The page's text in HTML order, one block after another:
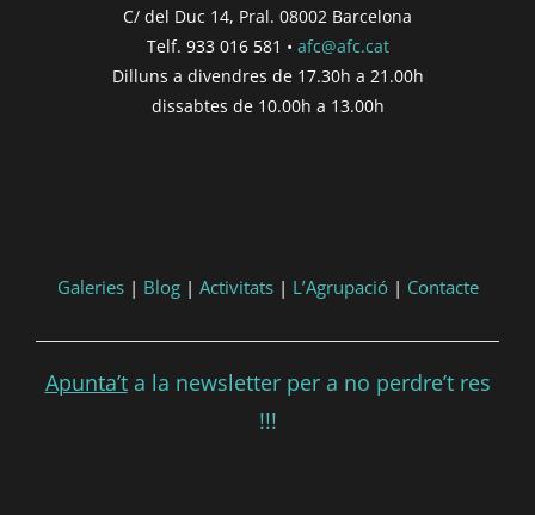
C/ del Duc 14, Pral. 08002 Barcelona
Telf. 933 016 581 • afc@afc.cat
Dilluns a divendres de 17.30h a 21.00h
dissabtes de 10.00h a 13.00h
Galeries| Blog| Activitats| L’Agrupació| Contacte
Apunta’ta la newsletter per a no perdre’t res
!!!